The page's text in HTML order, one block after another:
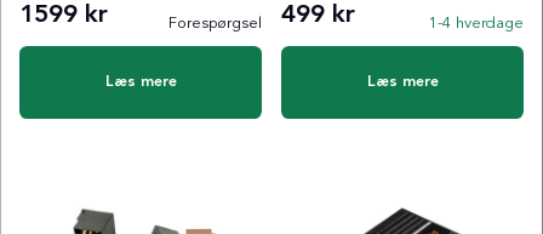
1599 kr Forespørgsel
Læs mere
499 kr 1-4 hverdage
Læs mere